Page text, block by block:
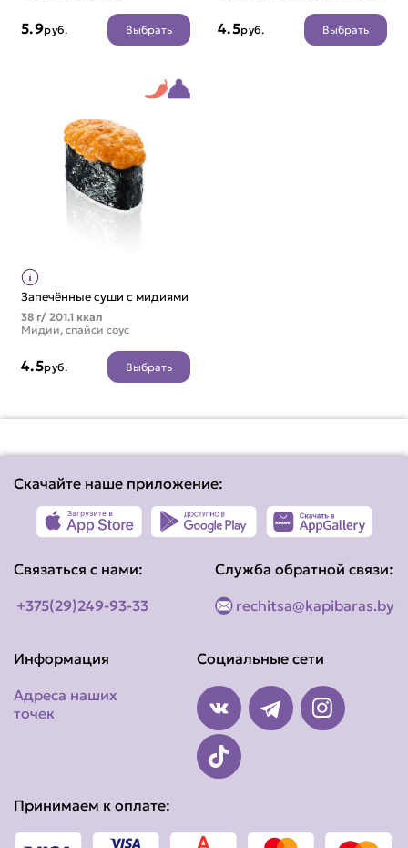
5.9руб. Выбрать 4.5руб. Выбрать
Запечённые суши с мидиями
38 г/ 201.1 ккал
Мидии, спайси соус
4.5руб. Выбрать
Скачайте наше приложение:
Связаться с нами:
+375(29)249-93-33
Служба обратной связи:
rechitsa@kapibaras.by
Информация
Адреса наших
точек
Социальные сети
Принимаем к оплате: